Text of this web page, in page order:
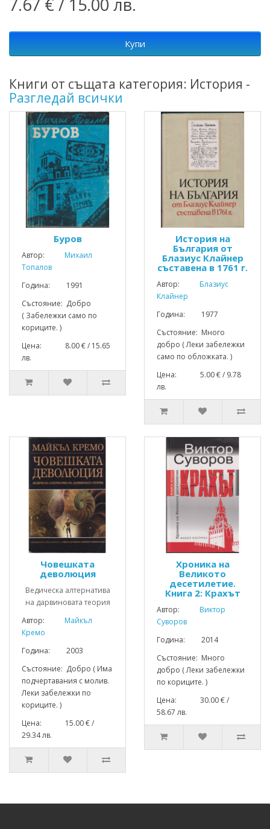
7.67 € / 15.00 лв.
Купи
Книги от същата категория: История -
Разгледай всички
Буров
Автор:
Михаил
Топалов
Година: 1991
Състояние: Добро
( Забележки само по
кориците. )
Цена: 8.00 € / 15.65
лв.
История на
България от
Блазиус Клайнер
съставена в 1761 г.
Автор:
Блазиус
Клайнер
Година: 1977
Състояние: Много
добро ( Леки забележки
само по обложката. )
Цена: 5.00 € / 9.78
лв.
Човешката
деволюция
Ведическа алтернатива
на дарвиновата теория
Автор:
Майкъл
Кремо
Година: 2003
Състояние: Добро ( Има
подчертавания с молив.
Леки забележки по
кориците. )
Цена: 15.00 € /
29.34 лв.
Хроника на
Великото
десетилетие.
Книга 2: Крахът
Автор:
Виктор
Суворов
Година: 2014
Състояние: Много
добро ( Леки забележки
по кориците. )
Цена: 30.00 € /
58.67 лв.